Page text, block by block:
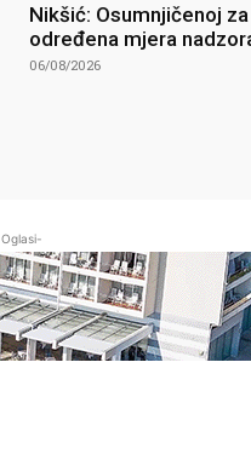
Nikšić: Osumnjičenoj
određena mjera
06/08/2026